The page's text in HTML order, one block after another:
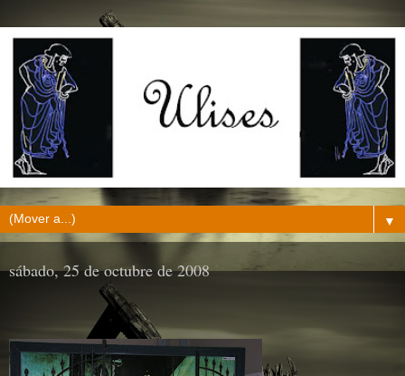
▼
sábado, 25 de octubre de 2008